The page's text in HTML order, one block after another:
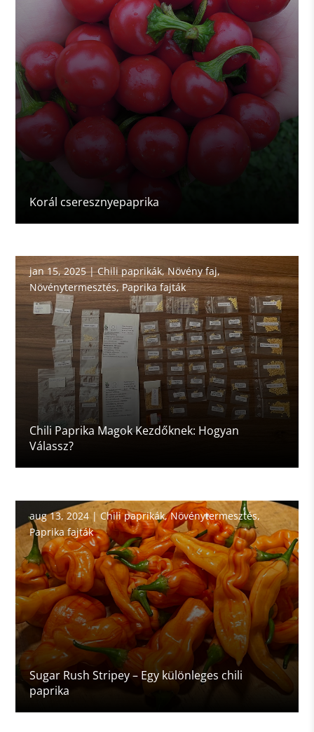
Korál cseresznyepaprika
Chili Paprika Magok Kezdőknek: Hogyan
Válassz?
jan 15, 2025|Chili paprikák,Növény faj,
Növénytermesztés,Paprika fajták
Sugar Rush Stripey – Egy különleges chili
paprika
aug 13, 2024|Chili paprikák,Növénytermesztés,
Paprika fajták